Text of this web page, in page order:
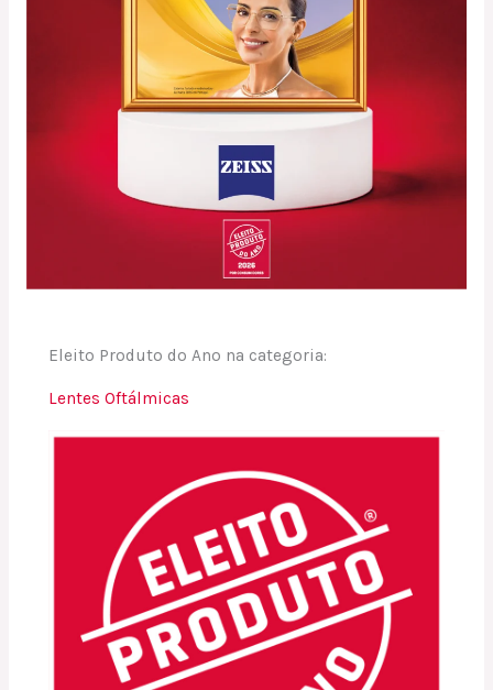
Eleito Produto do Ano na categoria:
Lentes Oftálmicas